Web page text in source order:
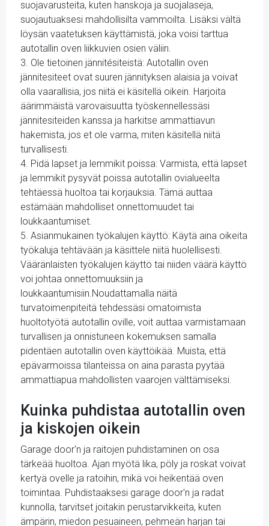
suojavarusteita, kuten hanskoja ja suojalaseja,
suojautuaksesi mahdollisilta vammoilta. Lisäksi vältä
löysän vaatetuksen käyttämistä, joka voisi tarttua
autotallin oven liikkuvien osien väliin.
3. Ole tietoinen jännitésiteistä: Autotallin oven
jännitesiteet ovat suuren jännityksen alaisia ​​ja voivat
olla vaarallisia, jos niitä ei käsitellä oikein. Harjoita
äärimmäistä varovaisuutta työskennellessäsi
jännitesiteiden kanssa ja harkitse ammattiavun
hakemista, jos et ole varma, miten käsitellä niitä
turvallisesti.
4. Pidä lapset ja lemmikit poissa: Varmista, että lapset
ja lemmikit pysyvät poissa autotallin ovialueelta
tehtäessä huoltoa tai korjauksia. Tämä auttaa
estämään mahdolliset onnettomuudet tai
loukkaantumiset.
5. Asianmukainen työkalujen käyttö: Käytä aina oikeita
työkaluja tehtävään ja käsittele niitä huolellisesti.
Vääränlaisten työkalujen käyttö tai niiden väärä käyttö
voi johtaa onnettomuuksiin ja
loukkaantumisiin.Noudattamalla näitä
turvatoimenpiteitä tehdessäsi omatoimista
huoltotyötä autotallin oville, voit auttaa varmistamaan
turvallisen ja onnistuneen kokemuksen samalla
pidentäen autotallin oven käyttöikää. Muista, että
epävarmoissa tilanteissa on aina parasta pyytää
ammattiapua mahdollisten vaarojen välttämiseksi.
Kuinka puhdistaa autotallin oven
ja kiskojen oikein
Garage door'n ja raitojen puhdistaminen on osa
tärkeää huoltoa. Ajan myötä lika, pöly ja roskat voivat
kertyä ovelle ja ratoihin, mikä voi heikentää oven
toimintaa. Puhdistaaksesi garage door'n ja radat
kunnolla, tarvitset joitakin perustarvikkeita, kuten
ämpärin, miedon pesuaineen, pehmeän harjan tai